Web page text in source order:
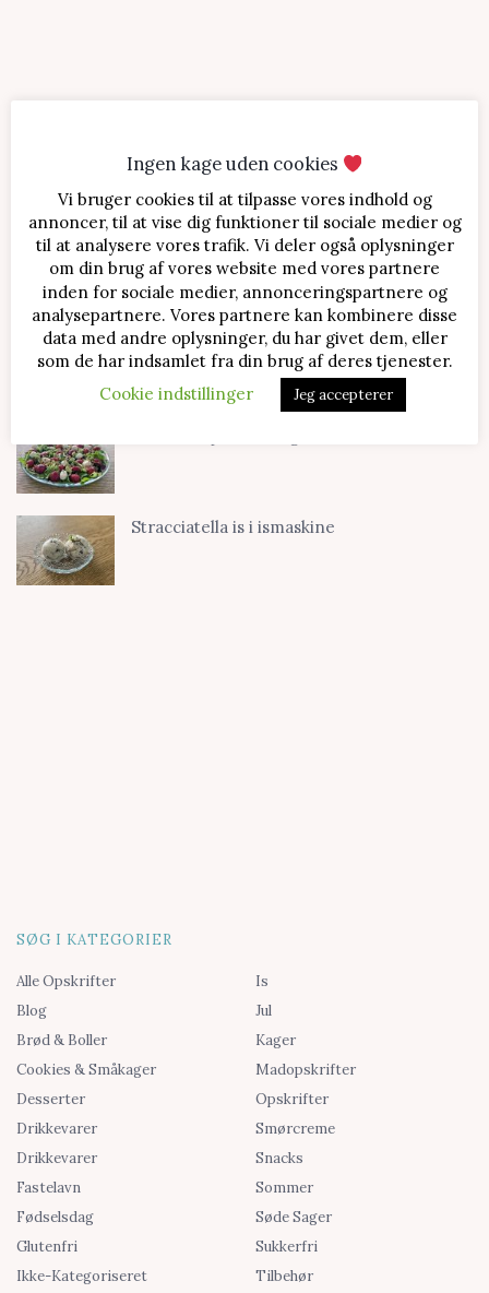
SENESTE OPSKRIFTER
Jordbærtærte med mascarponecreme
Klassisk cheesecake med kirsebær
Stracciatella is i ismaskine
SØG I KATEGORIER
Alle Opskrifter
Blog
Brød & Boller
Cookies & Småkager
Desserter
Drikkevarer
Drikkevarer
Fastelavn
Fødselsdag
Glutenfri
Ikke-Kategoriseret
Is
Jul
Kager
Madopskrifter
Opskrifter
Smørcreme
Snacks
Sommer
Søde Sager
Sukkerfri
Tilbehør
Ingen kage uden cookies
Vi bruger cookies til at tilpasse vores indhold og
annoncer, til at vise dig funktioner til sociale medier og
til at analysere vores trafik. Vi deler også oplysninger
om din brug af vores website med vores partnere
inden for sociale medier, annonceringspartnere og
analysepartnere. Vores partnere kan kombinere disse
data med andre oplysninger, du har givet dem, eller
som de har indsamlet fra din brug af deres tjenester.
Cookie indstillinger
Jeg accepterer